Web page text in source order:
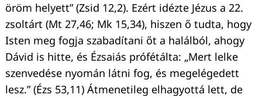
öröm helyett” (Zsid 12,2). Ezért idézte Jézus a 22.
zsoltárt (Mt 27,46; Mk 15,34), hiszen ő tudta, hogy
Isten meg fogja szabadítani őt a halálból, ahogy
Dávid is hitte, és Ézsaiás prófétálta: „Mert lelke
szenvedése nyomán látni fog, és megelégedett
lesz.” (Ézs 53,11) Átmenetileg elhagyottá lett, de